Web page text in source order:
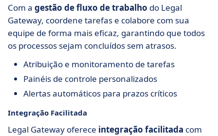
Com a gestão de fluxo de trabalho do Legal
Gateway, coordene tarefas e colabore com sua
equipe de forma mais eficaz, garantindo que todos
os processos sejam concluídos sem atrasos.
Atribuição e monitoramento de tarefas
Painéis de controle personalizados
Alertas automáticos para prazos críticos
Integração Facilitada
Legal Gateway oferece integração facilitada com